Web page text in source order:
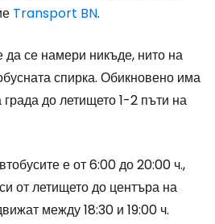
Transport BN.
се намери никъде, нито на
спирка. Обикновено има
до летището 1-2 пъти на
е от 6:00 до 20:00 ч.,
от летището до центъра на
между 18:30 и 19:00 ч.